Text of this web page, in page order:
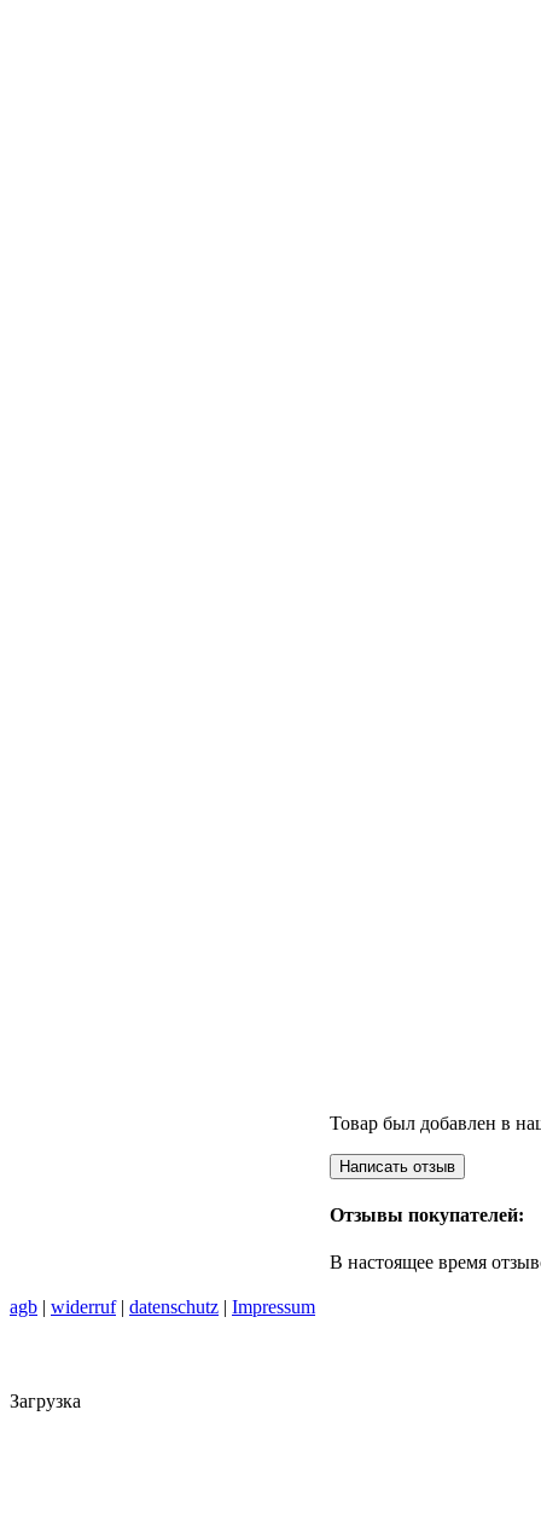
Товар был добавлен в
Отзывы покупателей:
В настоящее время
agb | widerruf| datenschutz | Impressum
Загрузка